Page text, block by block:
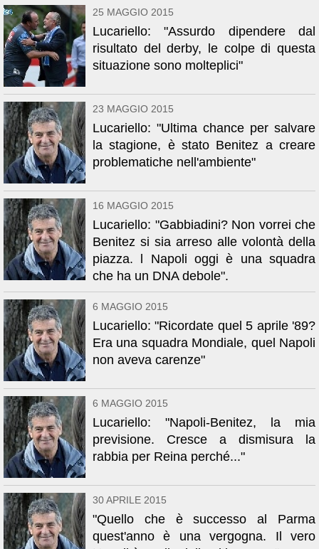
25 MAGGIO 2015
Lucariello: "Assurdo dipendere dal
risultato del derby, le colpe di questa
situazione sono molteplici"
23 MAGGIO 2015
Lucariello: "Ultima chance per salvare
la stagione, è stato Benitez a creare
problematiche nell'ambiente"
16 MAGGIO 2015
Lucariello: "Gabbiadini? Non vorrei che
Benitez si sia arreso alle volontà della
piazza. l Napoli oggi è una squadra
che ha un DNA debole".
6 MAGGIO 2015
Lucariello: "Ricordate quel 5 aprile '89?
Era una squadra Mondiale, quel Napoli
non aveva carenze"
6 MAGGIO 2015
Lucariello: "Napoli-Benitez, la mia
previsione. Cresce a dismisura la
rabbia per Reina perché..."
30 APRILE 2015
"Quello che è successo al Parma
quest'anno è una vergogna. Il vero